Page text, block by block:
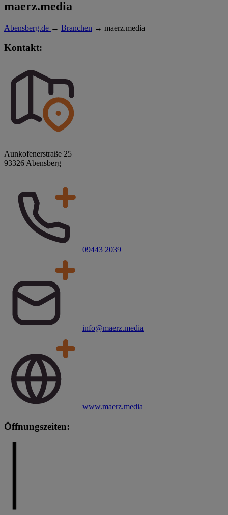
maerz.media
Abensberg.de → Branchen → maerz.media
Kontakt:
Aunkofenerstraße 25
93326 Abensberg
09443 2039
info@maerz.media
www.maerz.media
Öffnungszeiten: